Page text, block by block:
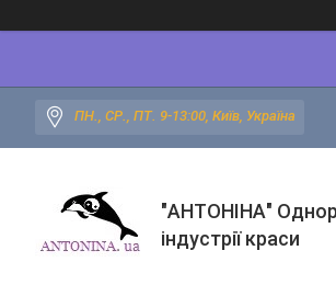
ПН., СР., ПТ. 9-13:00, Київ, Україна
"АНТОНІНА"
індустрії краси